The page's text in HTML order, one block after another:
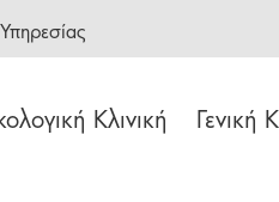
Κλινική Γενική